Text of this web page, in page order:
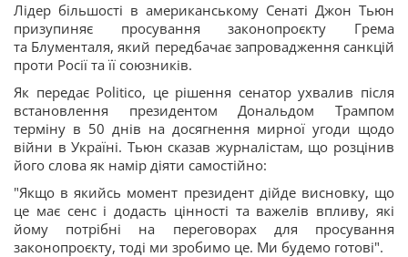
Лідер більшості в американському Сенаті Джон Тьюн
призупиняє просування законопроєкту Грема
та Блументаля, який передбачає запровадження санкцій
проти Росії та її союзників.
Як передає Politico, це рішення сенатор ухвалив після
встановлення президентом Дональдом Трампом
терміну в 50 днів на досягнення мирної угоди щодо
війни в Україні. Тьюн сказав журналістам, що розцінив
його слова як намір діяти самостійно:
"Якщо в якийсь момент президент дійде висновку, що
це має сенс і додасть цінності та важелів впливу, які
йому потрібні на переговорах для просування
законопроєкту, тоді ми зробимо це. Ми будемо готові".